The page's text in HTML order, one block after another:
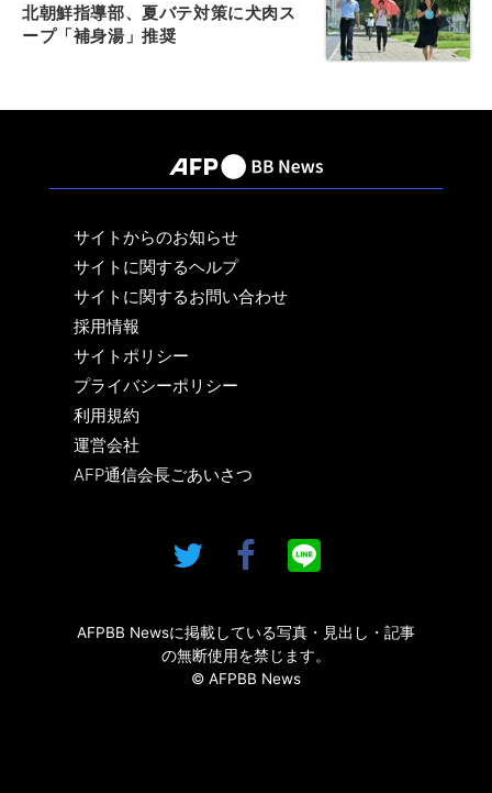
北朝鮮指導部、夏バテ対策に犬肉ス
ープ「補身湯」推奨
サイトからのお知らせ
サイトに関するヘルプ
サイトに関するお問い合わせ
採用情報
サイトポリシー
プライバシーポリシー
利用規約
運営会社
AFP通信会長ごあいさつ
AFPBB Newsに掲載している写真・見出し・記事
の無断使用を禁じます。
© AFPBB News